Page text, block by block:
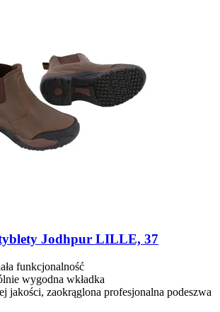
Jodhpur LILLE, 37
funkcjonalność
wygodna wkładka
jakości, zaokrąglona profesjonalna podeszwa